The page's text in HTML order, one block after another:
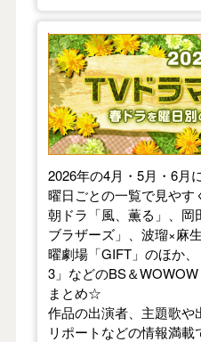
【2026年春】TVド
2026年の4月・5月・6月
曜日ごとの一覧で見やす
朝ドラ「風、薫る」、岡
ブラザーズ」、波瑠×麻
曜劇場「GIFT」のほか
3」などのBS＆
まとめ☆
作品の出演者、主題歌や
リポートなどの情報満載